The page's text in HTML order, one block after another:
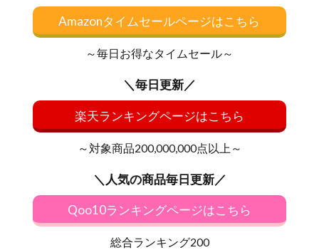
Amazonタイムセールページはこちら
～毎日お得なタイムセール～
＼毎日更新／
楽天ランキングページはこちら
～対象商品200,000,000点以上～
＼人気の商品毎日更新／
Qoo10ランキングページはこちら
総合ランキング200